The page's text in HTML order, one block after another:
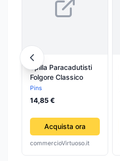
Spilla Paracadutisti
Folgore Classico
Pins
14,85 €
Acquista ora
commercioVirtuoso.it